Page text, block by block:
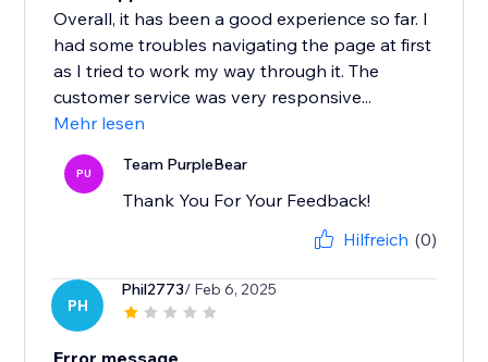
Overall, it has been a good experience so far. I
had some troubles navigating the page at first
as I tried to work my way through it. The
customer service was very responsive...
Mehr lesen
PU Team PurpleBear
Thank You For Your Feedback!
Hilfreich (0)
PH
Phil2773/ Feb 6, 2025